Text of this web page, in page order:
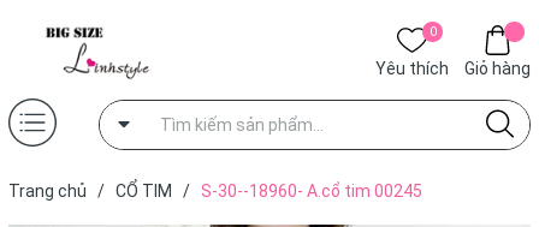
0
Yêu thích Giỏ hàng
Trang chủ / CỔ TIM / S-30--18960- A.cổ tim 00245